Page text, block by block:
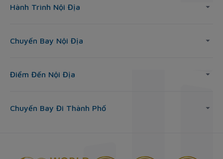
Hành Trình Nội Địa
Chuyến Bay Nội Địa
Điểm Đến Nội Địa
Chuyến Bay Đi Thành Phố